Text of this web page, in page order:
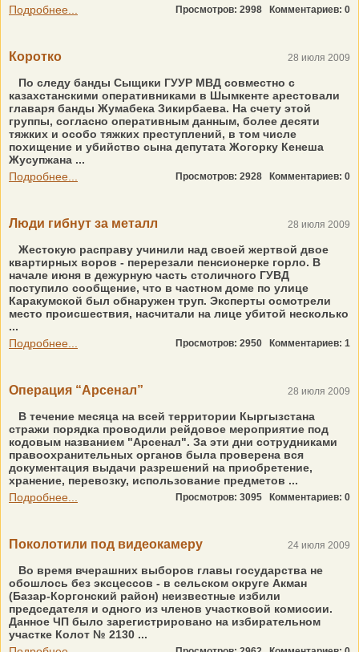
Подробнее...
Просмотров: 2998 Комментариев: 0
Коротко 28 июля 2009
По следу банды Сыщики ГУУР МВД совместно с
казахстанскими оперативниками в Шымкенте арестовали
главаря банды Жумабека Зикирбаева. На счету этой
группы, согласно оперативным данным, более десяти
тяжких и особо тяжких преступлений, в том числе
похищение и убийство сына депутата Жогорку Кенеша
Жусупжана ...
Подробнее...
Просмотров: 2928 Комментариев: 0
Люди гибнут за металл 28 июля 2009
Жестокую расправу учинили над своей жертвой двое
квартирных воров - перерезали пенсионерке горло. В
начале июня в дежурную часть столичного ГУВД
поступило сообщение, что в частном доме по улице
Каракумской был обнаружен труп. Эксперты осмотрели
место происшествия, насчитали на лице убитой несколько
...
Подробнее...
Просмотров: 2950 Комментариев: 1
Операция “Арсенал” 28 июля 2009
В течение месяца на всей территории Кыргызстана
стражи порядка проводили рейдовое мероприятие под
кодовым названием "Арсенал". За эти дни сотрудниками
правоохранительных органов была проверена вся
документация выдачи разрешений на приобретение,
хранение, перевозку, использование предметов ...
Подробнее...
Просмотров: 3095 Комментариев: 0
Поколотили под видеокамеру 24 июля 2009
Во время вчерашних выборов главы государства не
обошлось без эксцессов - в сельском округе Акман
(Базар-Коргонский район) неизвестные избили
председателя и одного из членов участковой комиссии.
Данное ЧП было зарегистрировано на избирательном
участке Колот № 2130 ...